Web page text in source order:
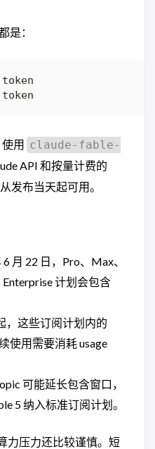
是：
用 claude-fable-
API 和按量计费的
发布当天起可用。
月 22 日，Pro、Max、
计划会包含
，这些订阅计划内的
使用需要消耗 usage
可能延长包含窗口，
5 纳入标准订阅计划。
力压力还比较谨慎。短